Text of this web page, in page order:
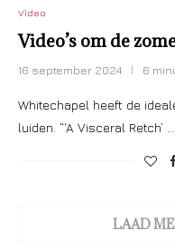
Video
Video’s om de
16 september 2024 6
Whitechapel heeft de
luiden. “‘A Visceral Retch’ …
LAAD